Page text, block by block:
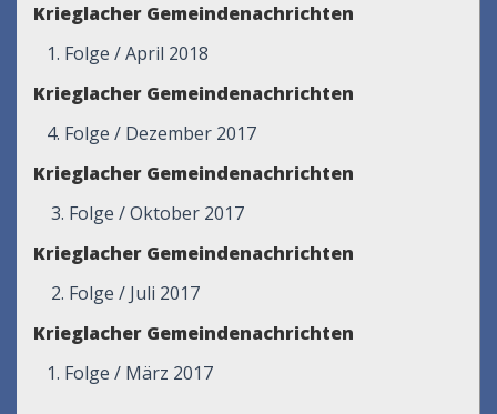
Krieglacher Gemeindenachrichten
1. Folge / April 2018
Krieglacher Gemeindenachrichten
4. Folge / Dezember 2017
Krieglacher Gemeindenachrichten
3. Folge / Oktober 2017
Krieglacher Gemeindenachrichten
2. Folge / Juli 2017
Krieglacher Gemeindenachrichten
1. Folge / März 2017